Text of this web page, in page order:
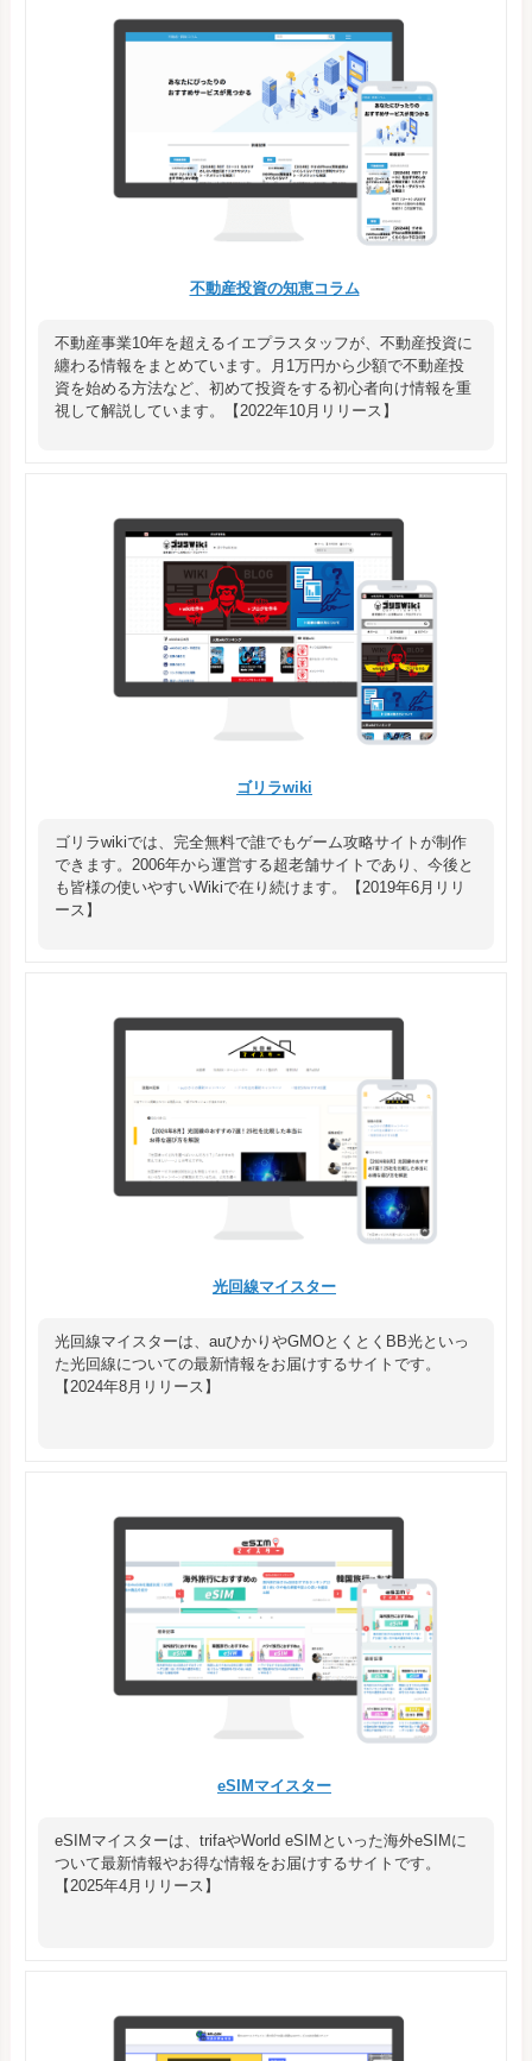
不動産投資の知恵コラム
不動産事業10年を超えるイエプラスタッフが、不動産投資に
纏わる情報をまとめています。月1万円から少額で不動産投
資を始める方法など、初めて投資をする初心者向け情報を重
視して解説しています。【2022年10月リリース】
ゴリラwiki
ゴリラwikiでは、完全無料で誰でもゲーム攻略サイトが制作
できます。2006年から運営する超老舗サイトであり、今後と
も皆様の使いやすいWikiで在り続けます。【2019年6月リリ
ース】
光回線マイスター
光回線マイスターは、auひかりやGMOとくとくBB光といっ
た光回線についての最新情報をお届けするサイトです。
【2024年8月リリース】
eSIMマイスター
eSIMマイスターは、trifaやWorld eSIMといった海外eSIMに
ついて最新情報やお得な情報をお届けするサイトです。
【2025年4月リリース】